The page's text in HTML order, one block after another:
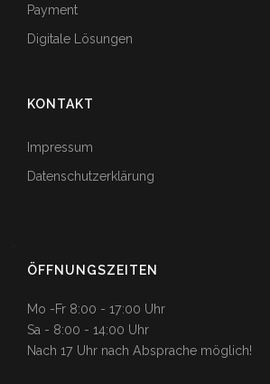
Payment
Digitale Lösungen
KONTAKT
Impressum
Datenschutzerklärung
ÖFFNUNGSZEITEN
Mo -Fr 8:00 - 17:00 Uhr
Sa - 8:00 - 14:00 Uhr
Nach 17 Uhr nach Absprache möglich!